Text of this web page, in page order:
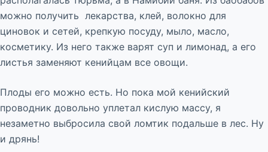
можно получить лекарства, клей, волокно для
циновок и сетей, крепкую посуду, мыло, масло,
косметику. Из него также варят суп и лимонад, а его
листья заменяют кенийцам все овощи.
Плоды его можно есть. Но пока мой кенийский
проводник довольно уплетал кислую массу, я
незаметно выбросила свой ломтик подальше в лес. Ну
и дрянь!